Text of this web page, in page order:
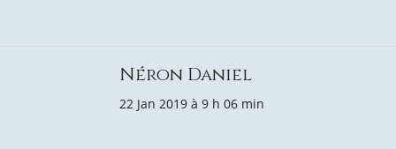
Néron Daniel
22 Jan 2019 à 9 h 06 min